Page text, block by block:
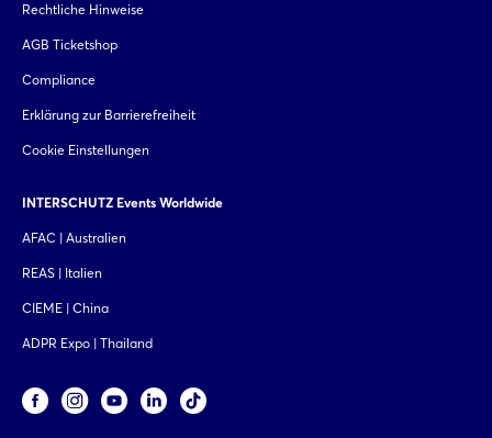
Rechtliche Hinweise
AGB Ticketshop
Compliance
Erklärung zur Barrierefreiheit
Cookie Einstellungen
INTERSCHUTZ Events Worldwide
AFAC | Australien
REAS | Italien
CIEME | China
ADPR Expo | Thailand